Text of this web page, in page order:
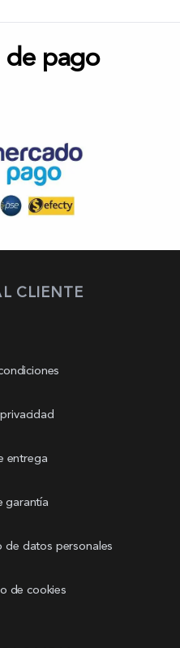
pago
CLIENTE
entrega
garantía
de datos personales
de cookies